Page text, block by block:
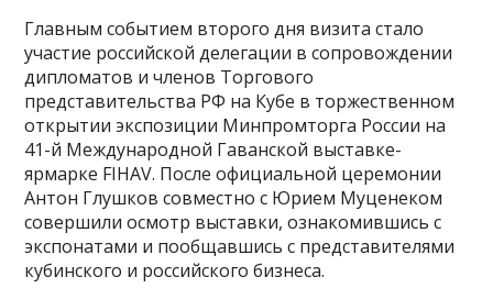
Главным событием второго дня визита стало
участие российской делегации в сопровождении
дипломатов и членов Торгового
представительства РФ на Кубе в торжественном
открытии экспозиции Минпромторга России на
41-й Международной Гаванской выставке-
ярмарке FIHAV. После официальной церемонии
Антон Глушков совместно с Юрием Муценеком
совершили осмотр выставки, ознакомившись с
экспонатами и пообщавшись с представителями
кубинского и российского бизнеса.